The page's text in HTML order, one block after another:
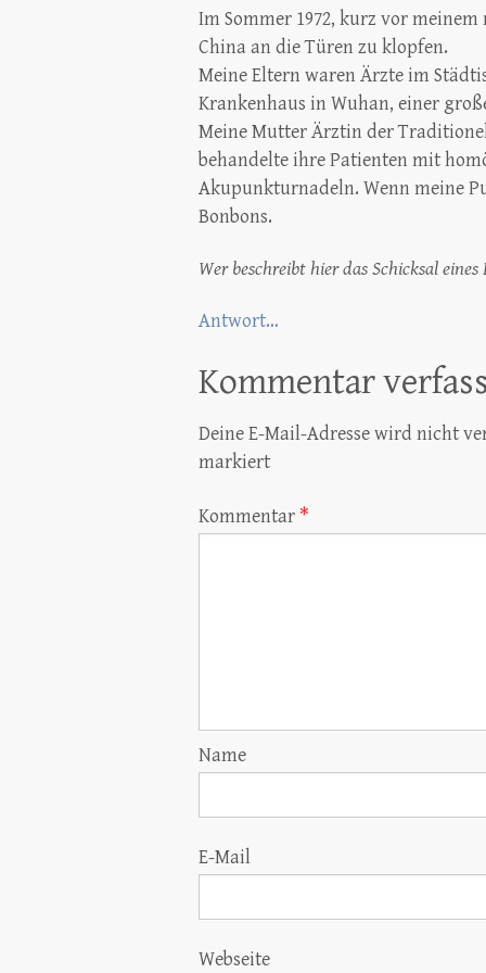
Im Sommer 1972, kurz vor
China an die Türen zu klopfen.
Meine Eltern waren Ärzte im
Krankenhaus in Wuhan, einer
Meine Mutter Ärztin der
behandelte ihre Patienten mit
Akupunkturnadeln. Wenn meine
Bonbons.
Wer beschreibt hier das Schicksal
Antwort…
Kommentar
Deine E-Mail-Adresse wird nicht
markiert
Kommentar *
Name
E-Mail
Webseite